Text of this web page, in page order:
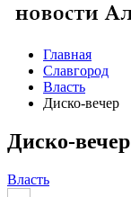
Главная
Славгород
Власть
Диско-вечер
Диско-вечер
Власть